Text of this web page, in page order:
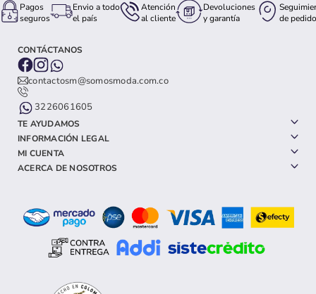
Pagos
seguros
Envio a todo
el país
Atención
al cliente
Devoluciones
y garantía
de pedido
CONTÁCTANOS
contactosm@somosmoda.com.co
3226061605
TE AYUDAMOS
INFORMACIÓN LEGAL
MI CUENTA
ACERCA DE NOSOTROS